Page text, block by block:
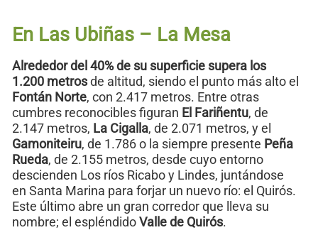
En Las Ubiñas – La Mesa
Alrededor del 40% de su superficie supera los
1.200 metrosde altitud, siendo el punto más alto el
Fontán Norte, con 2.417 metros. Entre otras
cumbres reconocibles figuran El Fariñentu, de
2.147 metros, La Cigalla, de 2.071 metros, y el
Gamoniteiru, de 1.786 o la siempre presente Peña
Rueda, de 2.155 metros, desde cuyo entorno
descienden Los ríos Ricabo y Lindes, juntándose
en Santa Marina para forjar un nuevo río: el Quirós.
Este último abre un gran corredor que lleva su
nombre; el espléndidoValle de Quirós.